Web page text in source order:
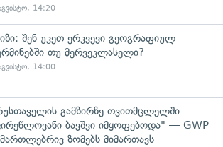
14:20
შენ უკეთ ერკვევი გეოგრაფიულ
თუ მერვეკლასელი?
14:00
გამზირზე თვითმცლელში
ბავშვი იმყოფებოდა" — GWP
ზომებს მიმართავს